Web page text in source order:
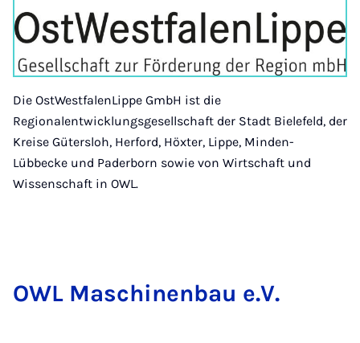
Die OstWestfalenLippe GmbH ist die
Regionalentwicklungsgesellschaft der Stadt Bielefeld, der
Kreise Gütersloh, Herford, Höxter, Lippe, Minden-
Lübbecke und Paderborn sowie von Wirtschaft und
Wissenschaft in OWL.
OWL Ma­schi­nen­bau e.V.